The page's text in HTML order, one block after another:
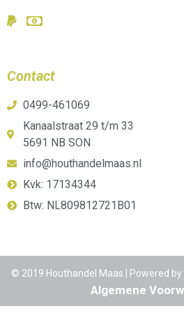
Contact
0499-461069
Kanaalstraat 29 t/m 33
5691 NB SON
info@houthandelmaas.nl
Kvk: 17134344
Btw: NL809812721B01
© 2019 Houthandel Maas | Powered by
Algemene